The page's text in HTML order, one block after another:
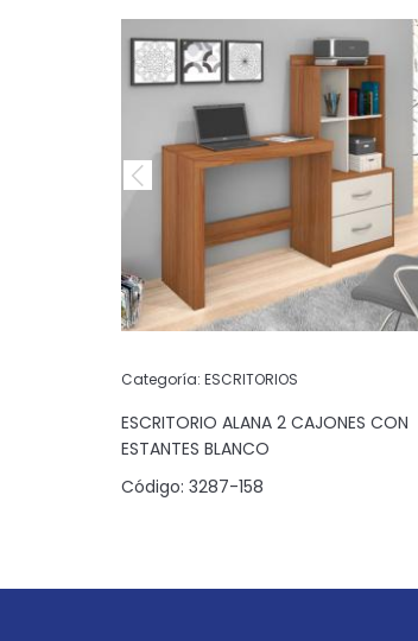
Categoría: ESCRITORIOS
ESCRITORIO ALANA 2 CAJONES CON
ESTANTES BLANCO
Código: 3287-158